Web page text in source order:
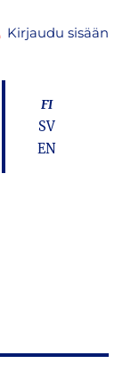
Kirjaudu sisään
FI
SV
EN